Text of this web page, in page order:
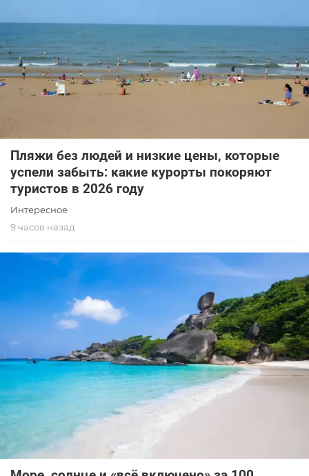
Пляжи без людей и низкие цены, которые
успели забыть: какие курорты покоряют
туристов в 2026 году
Интересное
9 часов назад